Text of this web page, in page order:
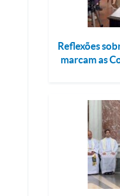
Reflexões
marcam as